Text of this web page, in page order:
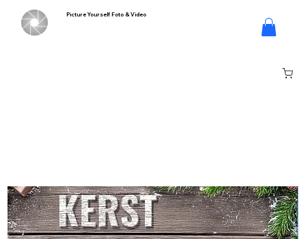
Inloggen
Picture Yourself Foto & Video